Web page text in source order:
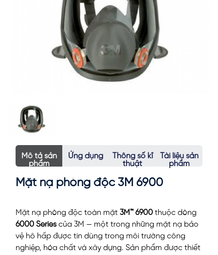
Mô tả sản
phẩm
Ứng dụng
Thông số kĩ
thuật
Tài liệu sản
phẩm
Mặt nạ phòng độc 3M 6900
Mặt nạ phòng độc toàn mặt 3M™ 6900 thuộc dòng
6000 Seriescủa 3M — một trong những mặt nạ bảo
vệ hô hấp được tin dùng trong môi trường công
nghiệp, hóa chất và xây dựng. Sản phẩm được thiết